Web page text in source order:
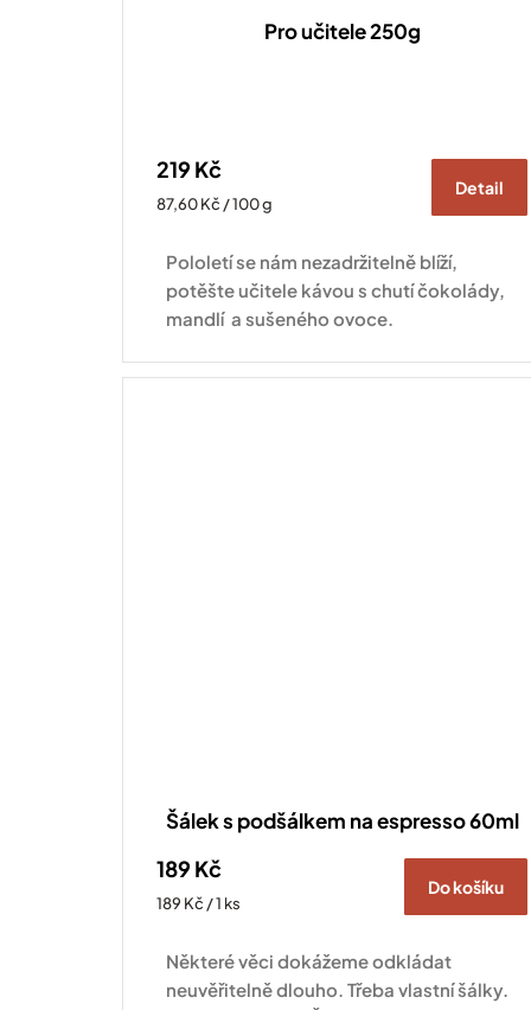
Pro učitele 250g
219 Kč
Měrná
87,60 Kč / 100 g
Detail
Pololetí se nám nezadržitelně blíží,
potěšte učitele kávou s chutí čokolády,
mandlí a sušeného ovoce.
Šálek s podšálkem na espresso 60ml
189 Kč
Měrná
189 Kč / 1 ks
Do košíku
Některé věci dokážeme odkládat
neuvěřitelně dlouho. Třeba vlastní šálky.